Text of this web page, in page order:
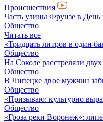
Происшествия
Часть улицы Фрунзе в
Общество
Читать все
«Тридцать литров в один
Общество
На Соколе расстреляли
Общество
В Липецке двое мужчин
Общество
«Призываю: культурно
Общество
«Гроза реки Воронеж»: